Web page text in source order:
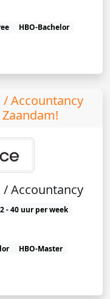
HBO-Bachelor
/ Accountancy
/ Accountancy
- 40 uur per week
HBO-Master